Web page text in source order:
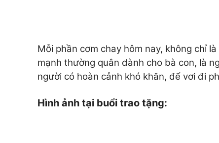
Mỗi phần cơm chay hôm nay, không chỉ
mạnh thường quân dành cho bà con, là
người có hoàn cảnh khó khăn, để vơi đi
Hình ảnh tại buổi trao tặng: